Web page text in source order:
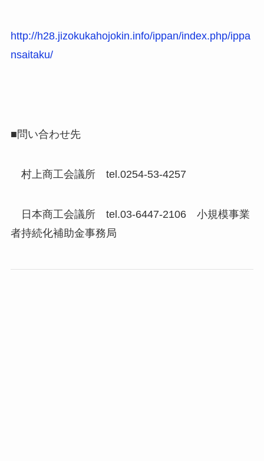
http://h28.jizokukahojokin.info/ippan/index.php/ippa
nsaitaku/
■問い合わせ先
村上商工会議所 tel.0254-53-4257
日本商工会議所 tel.03-6447-2106 小規模事業
者持続化補助金事務局